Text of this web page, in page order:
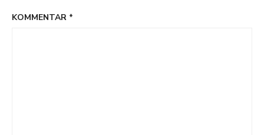
KOMMENTAR *